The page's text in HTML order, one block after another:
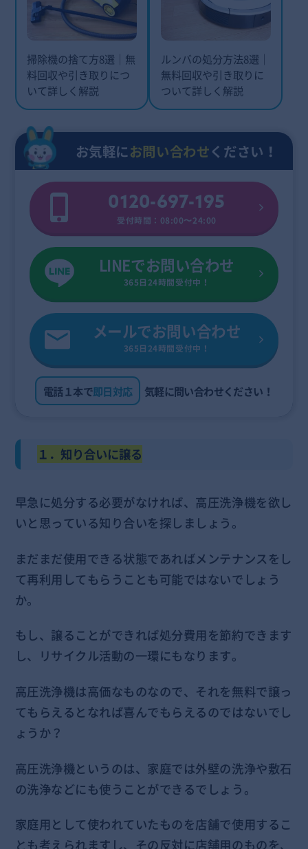
掃除機の捨て方8選｜無
料回収や引き取りにつ
いて詳しく解説
ルンバの処分方法8選｜
無料回収や引き取りに
ついて詳しく解説
お気軽にお問い合わせください！
0120-697-195
受付時間：08:00〜24:00
LINEでお問い合わせ
365日24時間受付中！
メールでお問い合わせ
365日24時間受付中！
電話１本で即日対応 気軽に問い合わせください！
１．知り合いに譲る
早急に処分する必要がなければ、高圧洗浄機を欲し
いと思っている知り合いを探しましょう。
まだまだ使用できる状態であればメンテナンスをし
て再利用してもらうことも可能ではないでしょう
か。
もし、譲ることができれば処分費用を節約できます
し、リサイクル活動の一環にもなります。
高圧洗浄機は高価なものなので、それを無料で譲っ
てもらえるとなれば喜んでもらえるのではないでし
ょうか？
高圧洗浄機というのは、家庭では外壁の洗浄や敷石
の洗浄などにも使うことができるでしょう。
家庭用として使われていたものを店舗で使用するこ
とも考えられますし、その反対に店舗用のものを、